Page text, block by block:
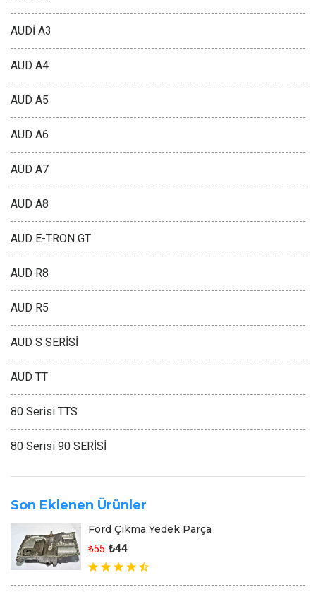
AUDİ A3
AUD A4
AUD A5
AUD A6
AUD A7
AUD A8
AUD E-TRON GT
AUD R8
AUD R5
AUD S SERİSİ
AUD TT
80 Serisi TTS
80 Serisi 90 SERİSİ
Son Eklenen Ürünler
Ford Çıkma Yedek Parça
₺55 ₺44